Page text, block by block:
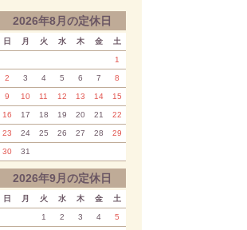
2026年8月の定休日
日 月 火 水 木 金 土
1
2 3 4 5 6 7 8
9 10 11 12 13 14 15
16 17 18 19 20 21 22
23 24 25 26 27 28 29
30 31
2026年9月の定休日
日 月 火 水 木 金 土
1 2 3 4 5